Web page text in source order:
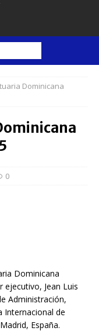
Dominicana
0
Dominicana
Jean Luis
Administración,
Internacional de
España.